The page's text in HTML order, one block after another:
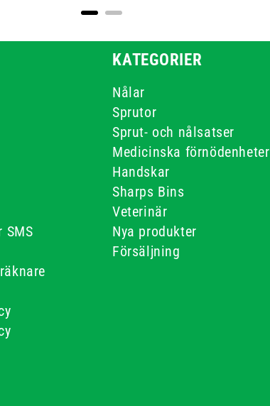
KATEGORIER
Nålar
Sprutor
Sprut- och nålsatser
Medicinska förnödenheter
Handskar
Sharps Bins
Veterinär
Nya produkter
Försäljning